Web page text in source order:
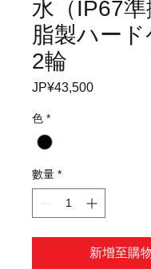
水（IP67
脂製ハード
2輪
JP¥43,500價
色 *
數量 *
新增至購